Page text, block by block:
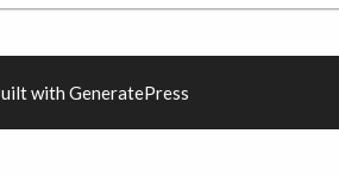
with GeneratePress